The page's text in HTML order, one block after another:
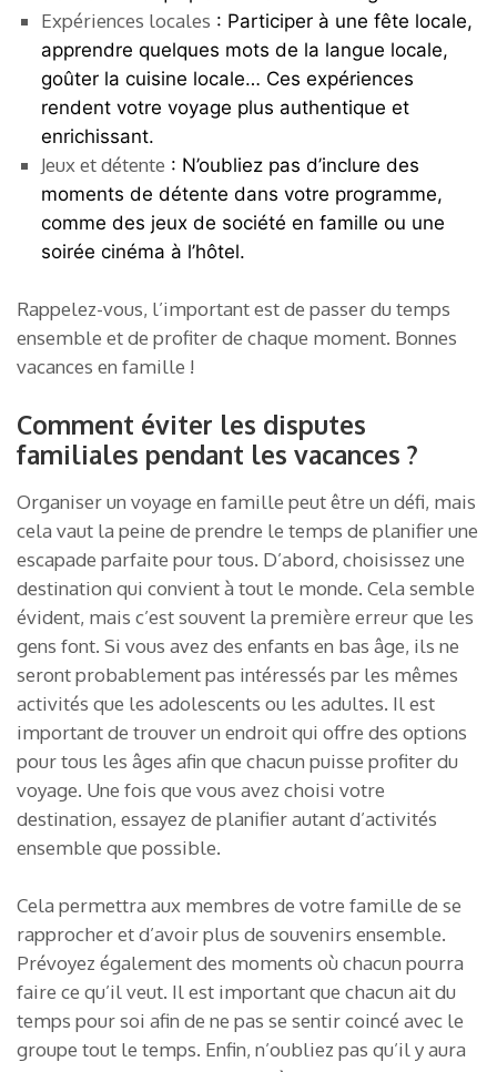
Expériences locales : Participer à une fête locale,
apprendre quelques mots de la langue locale,
goûter la cuisine locale… Ces expériences
rendent votre voyage plus authentique et
enrichissant.
Jeux et détente : N’oubliez pas d’inclure des
moments de détente dans votre programme,
comme des jeux de société en famille ou une
soirée cinéma à l’hôtel.
Rappelez-vous, l’important est de passer du temps
ensemble et de profiter de chaque moment. Bonnes
vacances en famille !
Comment éviter les disputes
familiales pendant les vacances ?
Organiser un voyage en famille peut être un défi, mais
cela vaut la peine de prendre le temps de planifier une
escapade parfaite pour tous. D’abord, choisissez une
destination qui convient à tout le monde. Cela semble
évident, mais c’est souvent la première erreur que les
gens font. Si vous avez des enfants en bas âge, ils ne
seront probablement pas intéressés par les mêmes
activités que les adolescents ou les adultes. Il est
important de trouver un endroit qui offre des options
pour tous les âges afin que chacun puisse profiter du
voyage. Une fois que vous avez choisi votre
destination, essayez de planifier autant d’activités
ensemble que possible.
Cela permettra aux membres de votre famille de se
rapprocher et d’avoir plus de souvenirs ensemble.
Prévoyez également des moments où chacun pourra
faire ce qu’il veut. Il est important que chacun ait du
temps pour soi afin de ne pas se sentir coincé avec le
groupe tout le temps. Enfin, n’oubliez pas qu’il y aura